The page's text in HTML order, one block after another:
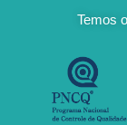
Temos